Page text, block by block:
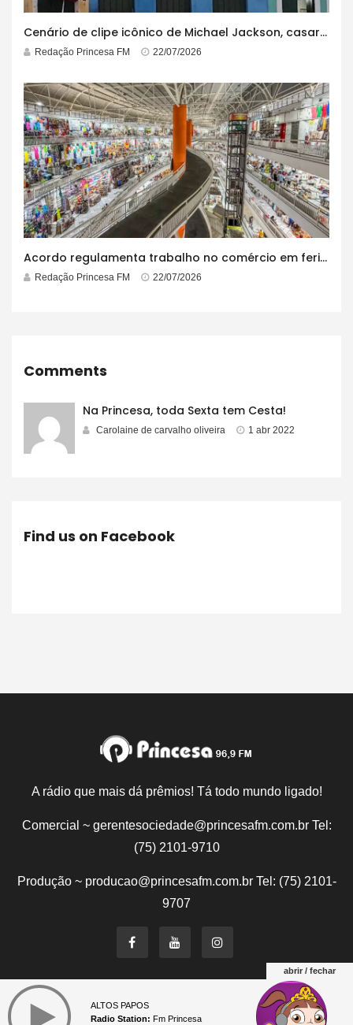
Cenário de clipe icônico de Michael Jackson, casarão azul no centro do Pelourinho enfrenta ordem de desocupação
Redação Princesa FM 22/07/2026
Acordo regulamenta trabalho no comércio em feriados
Redação Princesa FM 22/07/2026
Comments
Na Princesa, toda Sexta tem Cesta!
Carolaine de carvalho oliveira 1 abr 2022
Find us on Facebook
A rádio que mais dá prêmios! Tá todo mundo ligado!
Comercial ~ gerentesociedade@princesafm.com.br Tel:
(75) 2101-9710
Produção ~ producao@princesafm.com.br Tel: (75) 2101-
9707
Um site pertencente a Fundação Santo Antônio © Todos
os direitos reservados.
abrir / fechar
ALTOS PAPOS
Radio Station: Fm Princesa